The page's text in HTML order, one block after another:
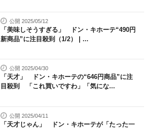
公開 2025/05/12
「美味しそうすぎる」 ドン・キホーテ“490円
新商品”に注目殺到（1/2） | ...
公開 2025/04/30
「天才」 ドン・キホーテの“646円商品”に注
目殺到 「これ買いですわ」「気にな...
公開 2025/04/11
「天才じゃん」 ドン・キホーテが「たった一